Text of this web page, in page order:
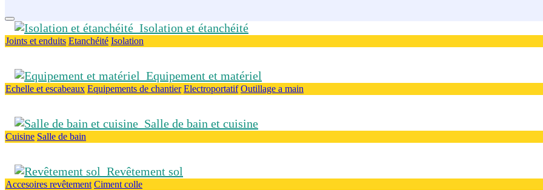
Isolation et étanchéité
Joints et enduits Etanchéité Isolation
Equipement et matériel
Echelle et escabeaux Equipements de chantier Electroportatif Outillage a main
Salle de bain et cuisine
Cuisine Salle de bain
Revêtement sol
Accesoires revêtement Ciment colle